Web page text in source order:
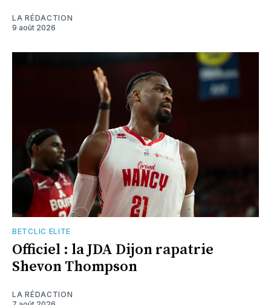
LA RÉDACTION
9 août 2026
BETCLIC ELITE
Officiel : la JDA Dijon rapatrie
Shevon Thompson
LA RÉDACTION